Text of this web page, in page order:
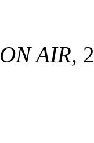
ON AIR,